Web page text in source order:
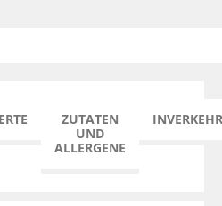
ZUTATEN
UND
ALLERGENE